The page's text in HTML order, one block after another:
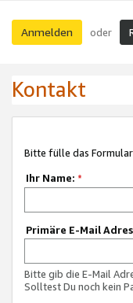
Anmelden oder
Kontakt
Bitte fülle das
Ihr Name: *
Primäre E-Mail
Bitte gib die E-Mail
Solltest Du noch kein